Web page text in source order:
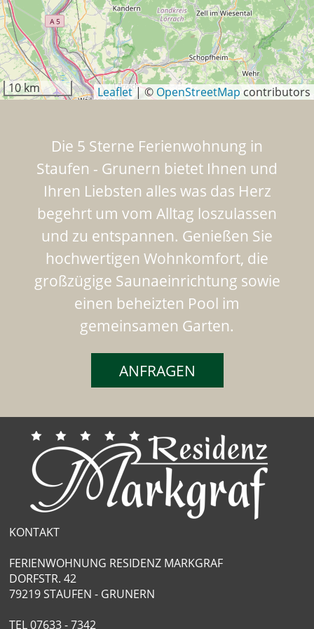
10 km Leaflet|© OpenStreetMap contributors
Die 5 Sterne Ferienwohnung in
Staufen - Grunern bietet Ihnen und
Ihren Liebsten alles was das Herz
begehrt um vom Alltag loszulassen
und zu entspannen. Genießen Sie
hochwertigen Wohnkomfort, die
großzügige Saunaeinrichtung sowie
einen beheizten Pool im
gemeinsamen Garten.
ANFRAGEN
KONTAKT
FERIENWOHNUNG RESIDENZ MARKGRAF
DORFSTR. 42
79219 STAUFEN - GRUNERN
TEL07633 - 7342